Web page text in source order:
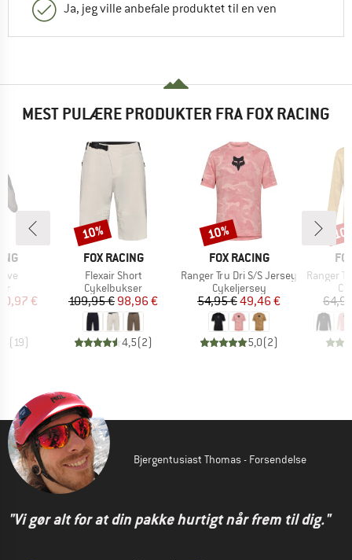
Ja, jeg ville anbefale produktet til en ven
MEST PULÆRE PRODUKTER FRA FOX RACING
pris
€
( 19)
MÆRKE
FOX RACING
Artikel
Flexair Short
Produktgruppe
Cykelbukser
Pris
109,95 €Nedsat pris
98,96 €
4,5(2)
Rabat
10%
MÆRKE
FOX RACING
Artikel
Ranger Tru Dri S/S Jersey
Produktgruppe
Cykeljersey
Pris
54,95 €Nedsat pris
49,46 €
5,0(2)
Rabat
10%
Artikel
Ranger
Bjergentusiast Thomas - Forsendelse
"Vi gør alt for at din pakke hurtigt når frem til dig."